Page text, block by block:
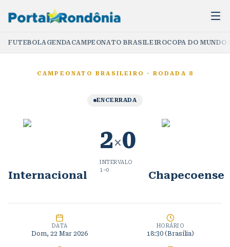
FUTEBOLAGENDACAMPEONATO BRASILEIROCOPA DO
CAMPEONATO BRASILEIRO · RODADA 8
ENCERRADA
Internacional
2×0
INTERVALO
1 –0 Chapecoense
DATA
Dom, 22 Mar 2026
HORÁRIO
18:30 (Brasília)